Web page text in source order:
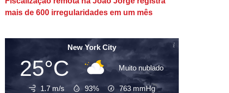
mais de 600 irregularidades em um mês
New York City
25°C Muito nublado
1.7 m/s 93% 763 mmHg